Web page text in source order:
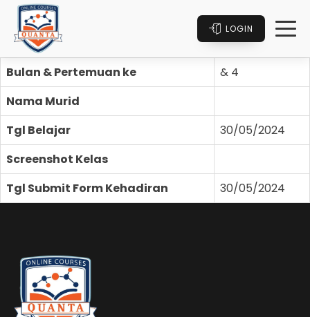
LOGIN
Bulan & Pertemuan ke
& 4
Nama Murid
Tgl Belajar
30/05/2024
Screenshot Kelas
Tgl Submit Form Kehadiran
30/05/2024